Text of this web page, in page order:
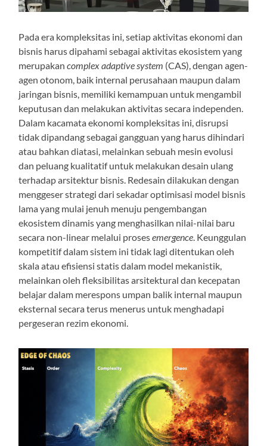
Pada era kompleksitas ini, setiap aktivitas ekonomi dan
bisnis harus dipahami sebagai aktivitas ekosistem yang
merupakancomplex adaptive system (CAS), dengan agen-
agen otonom, baik internal perusahaan maupun dalam
jaringan bisnis, memiliki kemampuan untuk mengambil
keputusan dan melakukan aktivitas secara independen.
Dalam kacamata ekonomi kompleksitas ini, disrupsi
tidak dipandang sebagai gangguan yang harus dihindari
atau bahkan diatasi, melainkan sebuah mesin evolusi
dan peluang kualitatif untuk melakukan desain ulang
terhadap arsitektur bisnis. Redesain dilakukan dengan
menggeser strategi dari sekadar optimisasi model bisnis
lama yang mulai jenuh menuju pengembangan
ekosistem dinamis yang menghasilkan nilai-nilai baru
secara non-linear melalui prosesemergence. Keunggulan
kompetitif dalam sistem ini tidak lagi ditentukan oleh
skala atau efisiensi statis dalam model mekanistik,
melainkan oleh fleksibilitas arsitektural dan kecepatan
belajar dalam merespons umpan balik internal maupun
eksternal secara terus menerus untuk menghadapi
pergeseran rezim ekonomi.